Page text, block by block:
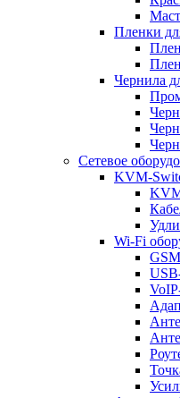
Пленки
Чернила
Сетевое
KVM-
Wi-Fi